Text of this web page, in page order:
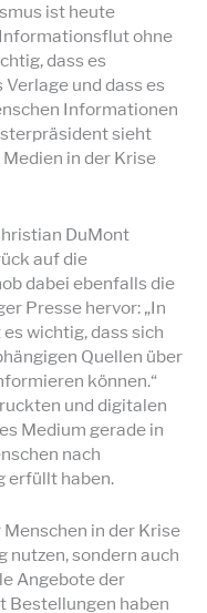
ist heute
ohne
dass es
und dass es
Informationen
sieht
in der Krise
DuMont
auf die
dabei ebenfalls die
Presse hervor: „In
wichtig, dass sich
Quellen über
können.“
und digitalen
Medium gerade in
nach
erfüllt haben.
in der Krise
nutzen, sondern auch
Angebote der
Bestellungen haben